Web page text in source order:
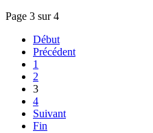
Page 3 sur 4
Début
Précédent
1
2
3
4
Suivant
Fin